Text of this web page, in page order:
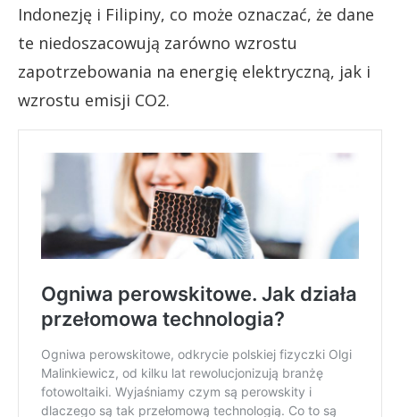
Indonezję i Filipiny, co może oznaczać, że dane
te niedoszacowują zarówno wzrostu
zapotrzebowania na energię elektryczną, jak i
wzrostu emisji CO2.